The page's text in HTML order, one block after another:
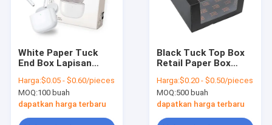
White Paper Tuck
End Box Lapisan
Earphone Box
Pengemasan
Harga:$0.05 - $0.60/pieces
MOQ:100 buah
dapatkan harga terbaru
Black Tuck Top Box
Retail Paper Box
Baseball Cap Dengan
Jendela Tampilan
Harga:$0.20 - $0.50/pieces
MOQ:500 buah
dapatkan harga terbaru